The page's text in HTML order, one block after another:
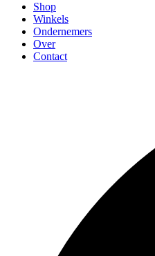
Shop
Winkels
Ondernemers
Over
Contact